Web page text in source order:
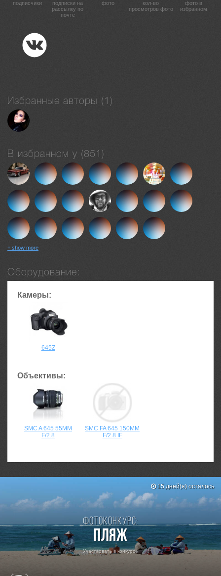
подписчики
подписки на
рассылку по
почте
фото
кол-во
просмотров фото
фото в
избранном
Избранные авторы (1)
В избранном у (851)
+ show more
Оборудование:
Камеры:
645Z
Объективы:
SMC A 645 55MM
F/2.8
SMC FA 645 150MM
F/2.8 IF
Фотоконкурс:
Пляж
Участвовать в конкурсе
15 дней(я) осталось